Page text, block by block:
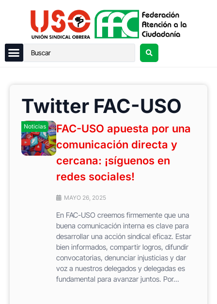
Twitter FAC-USO
Noticias
FAC-USO apuesta por una
comunicación directa y
cercana: ¡síguenos en
redes sociales!
MAYO 26, 2025
En FAC-USO creemos firmemente que una
buena comunicación interna es clave para
desarrollar una acción sindical eficaz. Estar
bien informados, compartir logros, difundir
convocatorias, denunciar injusticias y dar
voz a nuestros delegados y delegadas es
fundamental para avanzar juntos. Por...